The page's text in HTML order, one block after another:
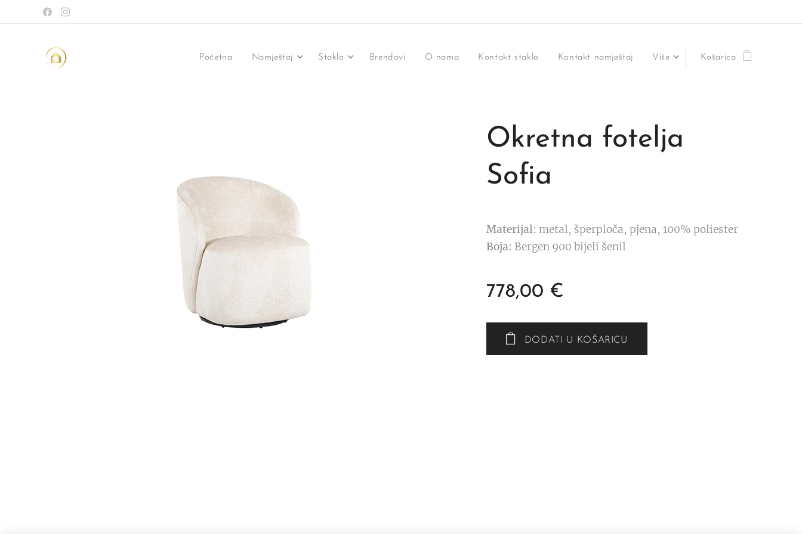
Početna Namještaj Staklo Brendovi O nama Kontakt staklo Kontakt namještaj Više Košarica
Okretna fotelja
Sofia
Materijal: metal, šperploča, pjena, 100% poliester
Boja: Bergen 900 bijeli šenil
778,00 €
DODATI U KOŠARICU